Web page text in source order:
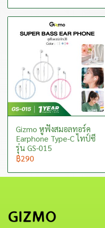
Gizmo หูฟังสมอลทอร์ค
Earphone Type-C ไทป์ซี
รุ่น GS-015
฿290